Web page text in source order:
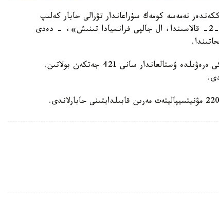
نەمەسە كومەك سۇراعاندار تۋرالى حابار كەلىپ
تۇسكەن جوق. جاعداي تۇراقتى. تارتىپسىزدىكتەر تەك 1-2- قالاسىندا، ال جالپى فرانسيادا تىنىش»، - دەدى
ەسكە سالساق، فرانسيادا ءجاسوسپىرىم ولىمىنەن كەيىنگى ەرەۋىلدە ۇستالعاندار سانى 421 جەتكەن بولاتىن.